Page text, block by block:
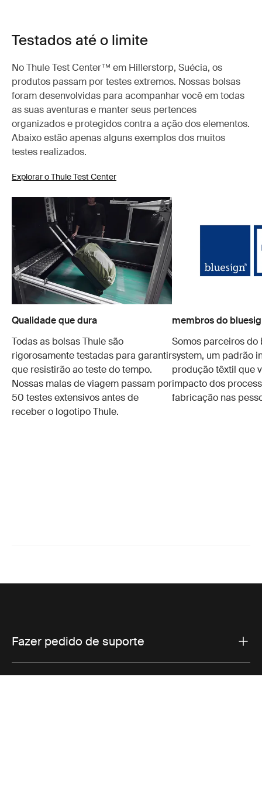
Testados até o limite
No Thule Test Center™ em Hillerstorp, Suécia, os
produtos passam por testes extremos. Nossas bolsas
foram desenvolvidas para acompanhar você em todas
as suas aventuras e manter seus pertences
organizados e protegidos contra a ação dos elementos.
Abaixo estão apenas alguns exemplos dos muitos
testes realizados.
Explorar o Thule Test Center
Qualidade que dura
Todas as bolsas Thule são
rigorosamente testadas para garantir
que resistirão ao teste do tempo.
Nossas malas de viagem passam por
50 testes extensivos antes de
receber o logotipo Thule.
membros do
Somos parceiros
system, um padrão
produção têxtil que
impacto dos
fabricação nas
Fazer pedido de suporte